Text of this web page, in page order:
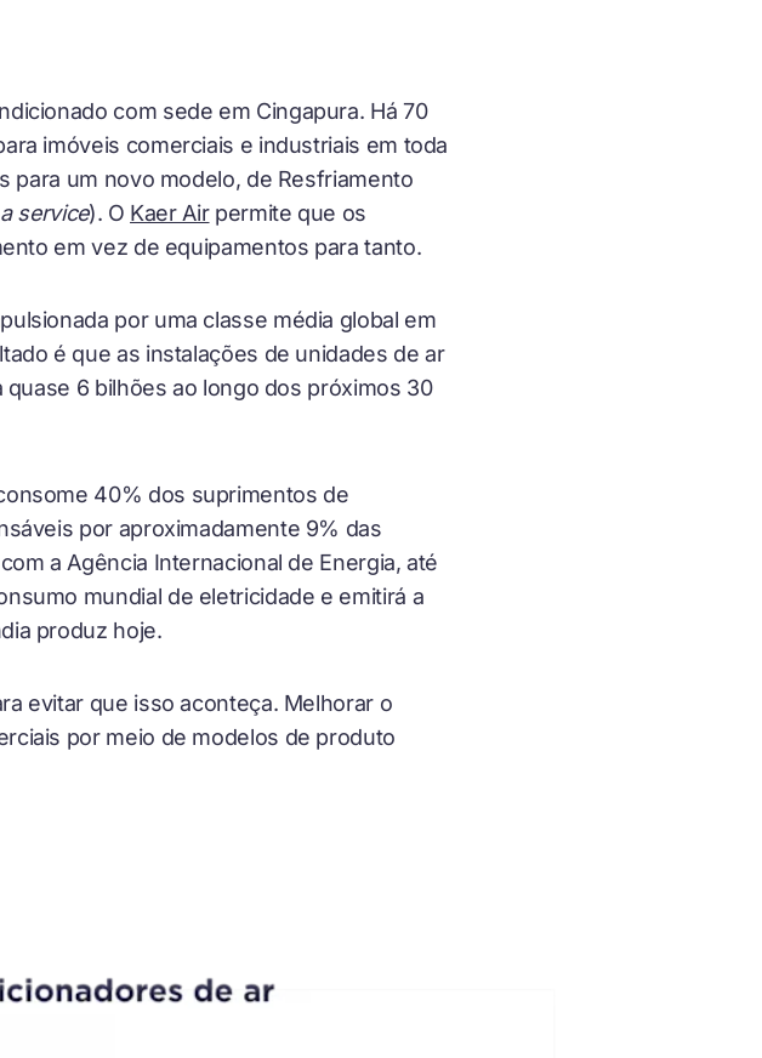
com sede em Cingapura. Há 70
imóveis comerciais e industriais em toda
para um novo modelo, de Resfriamento
service). O Kaer Airpermite que os
em vez de equipamentos para tanto.
por uma classe média global em
é que as instalações de unidades de ar
6 bilhões ao longo dos próximos 30
40% dos suprimentos de
por aproximadamente 9% das
a Agência Internacional de Energia, até
mundial de eletricidade e emitirá a
produz hoje.
evitar que isso aconteça. Melhorar o
por meio de modelos de produto